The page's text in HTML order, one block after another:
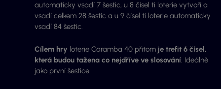
automaticky vsadí 7 šestic, u 8 čísel ti loterie vytvoří a
vsadí celkem 28 šestic a u 9 čísel ti loterie automaticky
vsadí 84 šestic.
Cílem hry loterie Caramba 40 přitom je trefit 6 čísel,
která budou tažena co nejdříve ve slosování. Ideálně
jako první šestice.